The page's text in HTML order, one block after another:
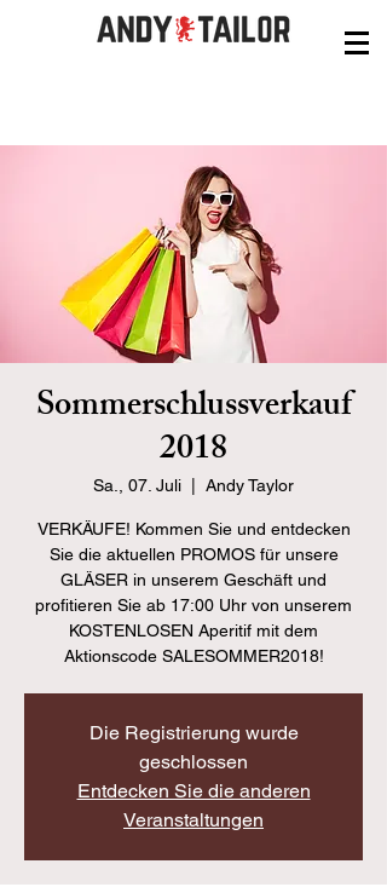
Sommerschlussverkauf
2018
Sa., 07. Juli Andy Taylor
VERKÄUFE! Kommen Sie und entdecken
Sie die aktuellen PROMOS für unsere
GLÄSER in unserem Geschäft und
profitieren Sie ab 17:00 Uhr von unserem
KOSTENLOSEN Aperitif mit dem
Aktionscode SALESOMMER2018!
Die Registrierung wurde
geschlossen
Entdecken Sie die anderen
Veranstaltungen